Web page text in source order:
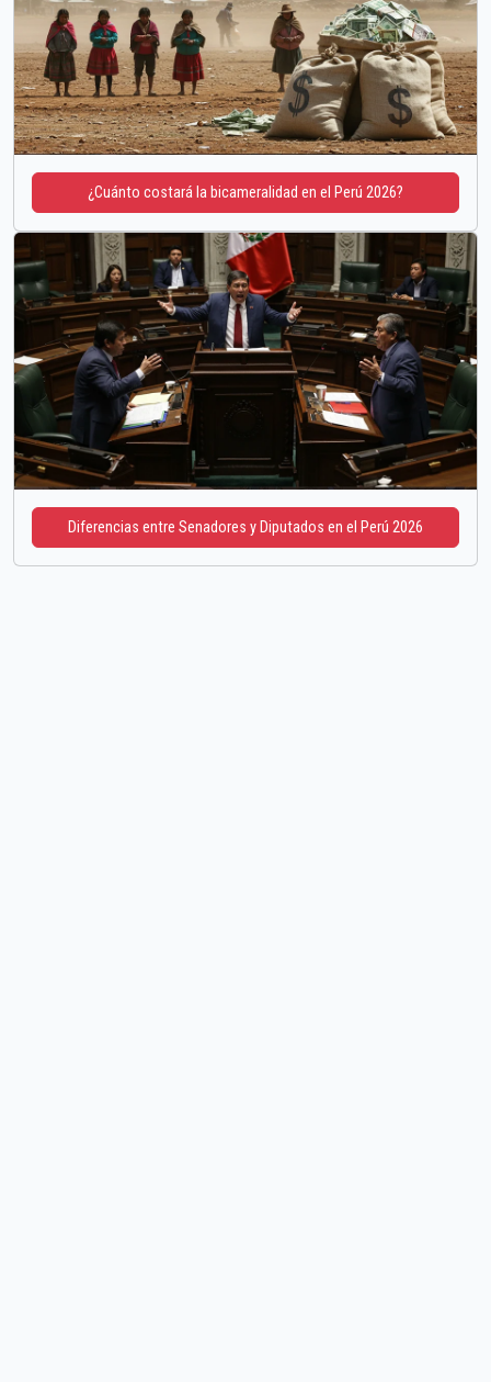
¿Cuánto costará la bicameralidad en el Perú 2026?
Diferencias entre Senadores y Diputados en el Perú 2026